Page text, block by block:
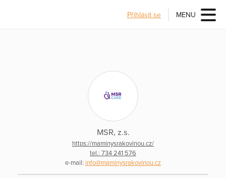
Přihlásit se MENU
MSR, z.s.
https://maminysrakovinou.cz/
tel.: 734 241 576
e-mail: info@maminysrakovinou.cz